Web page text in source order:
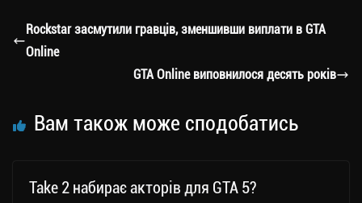
a
m
er ok Li ли
ся
Rockstar засмутили гравців, зменшивши виплати в GTA
Online
GTA Online виповнилося десять років
Вам також може сподобатись
Take 2 набирає акторів для GTA 5?